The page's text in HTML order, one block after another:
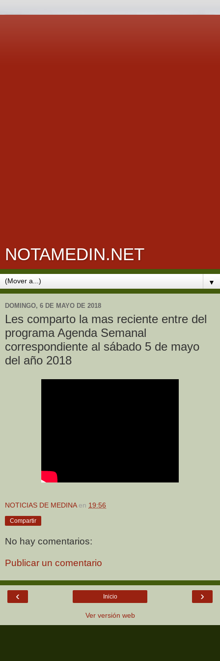
NOTAMEDIN.NET
▼
DOMINGO, 6 DE MAYO DE 2018
Les comparto la mas reciente entre del
programa Agenda Semanal
correspondiente al sábado 5 de mayo
del año 2018
NOTICIAS DE MEDINA en 19:56
Compartir
No hay comentarios:
Publicar un comentario
‹ ›
Inicio
Ver versión web